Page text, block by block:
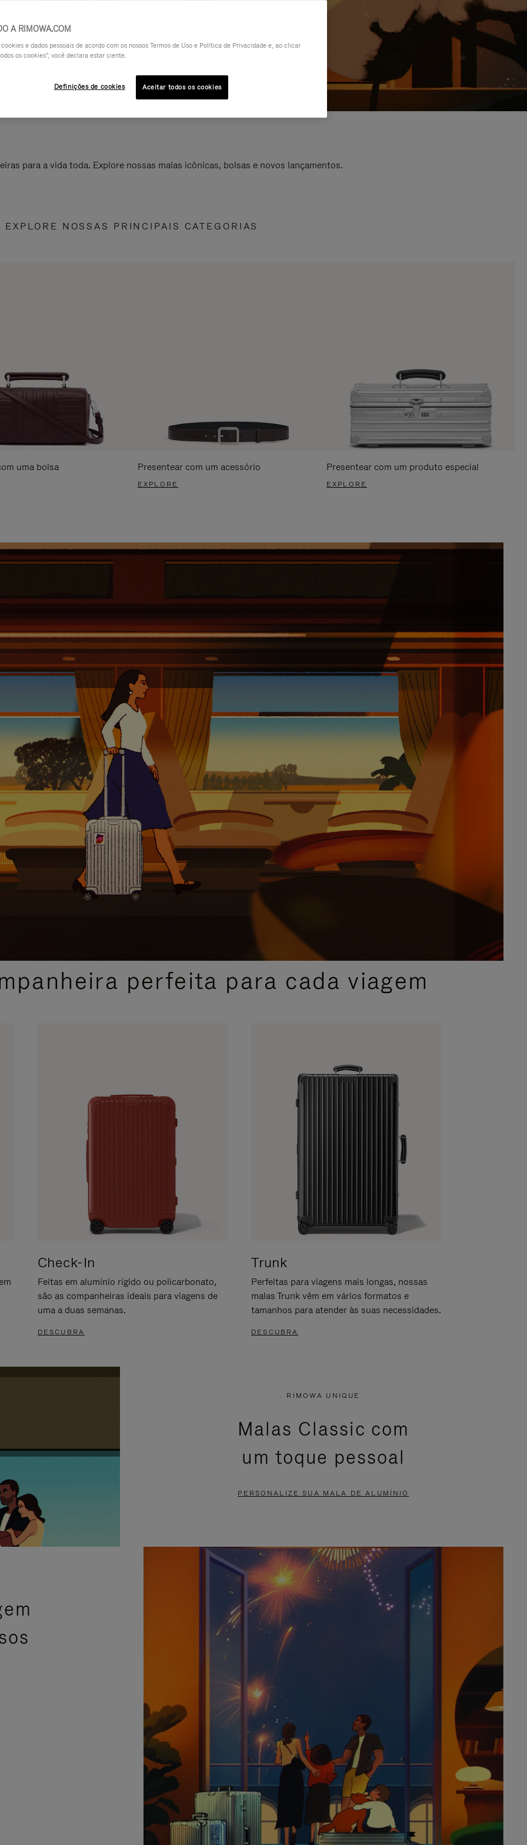
para a vida toda. Explore nossas malas icônicas, bolsas e novos lançamentos.
EXPLORE NOSSAS PRINCIPAIS CATEGORIAS
uma bolsa Presentear com um acessório
EXPLORE
Presentear com um produto especial
EXPLORE
perfeita para cada viagem
Check-In
Feitas em alumínio rígido ou policarbonato,
são as companheiras ideais para viagens de
uma a duas semanas.
DESCUBRA
Trunk
Perfeitas para viagens mais longas, nossas
malas Trunk vêm em vários formatos e
tamanhos para atender às suas necessidades.
DESCUBRA
RIMOWA UNIQUE
Malas Classic com
um toque pessoal
PERSONALIZE SUA MALA DE ALUMÍNIO
A RIMOWA.COM
e dados pessoais de acordo com os nossos Termos de Uso e Política de Privacidade e, ao clicar
os cookies", você declara estar ciente.
Definições de cookies Aceitar todos os cookies